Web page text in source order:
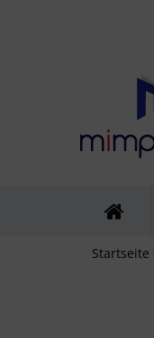
Startseite